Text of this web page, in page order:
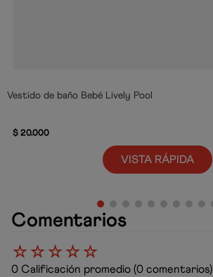
Vestido de baño Bebé Lively Pool
$20.000
VISTA RÁPIDA
Comentarios
☆☆☆☆☆
0 Calificación promedio (0 comentarios)